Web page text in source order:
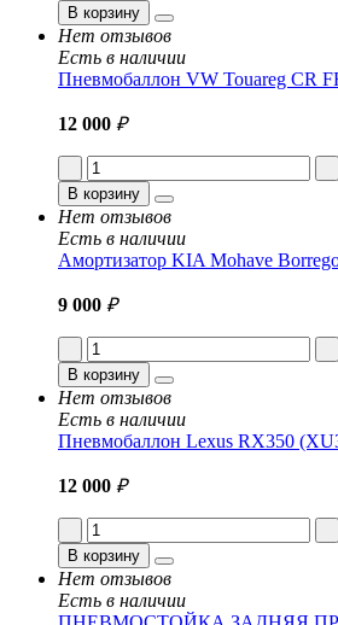
В корзину
Нет отзывов
Есть в наличии
Пневмобаллон VW Touareg CR
12 000 ₽
В корзину
Нет отзывов
Есть в наличии
Амортизатор KIA Mohave
9 000 ₽
В корзину
Нет отзывов
Есть в наличии
Пневмобаллон Lexus RX350
12 000 ₽
В корзину
Нет отзывов
Есть в наличии